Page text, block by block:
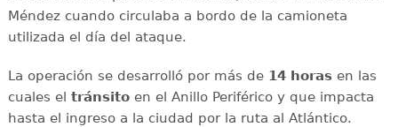
Méndez cuando circulaba a bordo de la camioneta
utilizada el día del ataque.
La operación se desarrolló por más de14 horasen las
cuales el tránsitoen el Anillo Periférico y que impacta
hasta el ingreso a la ciudad por la ruta al Atlántico.